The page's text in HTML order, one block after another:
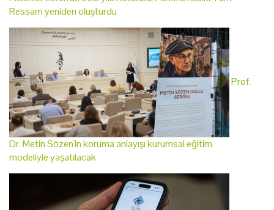
Ressam yeniden oluşturdu
Prof.
Dr. Metin Sözen'in koruma anlayışı kurumsal eğitim
modeliyle yaşatılacak